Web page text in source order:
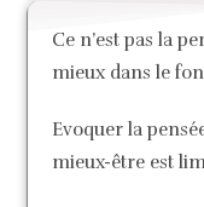
Ce n’est pas la
mieux dans le
Evoquer la
mieux-être est